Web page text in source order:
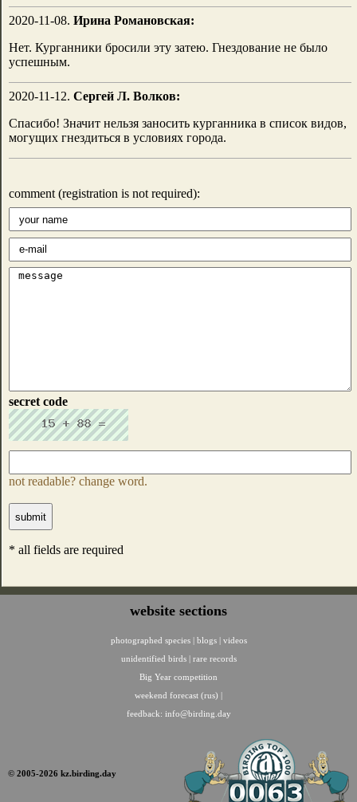
2020-11-08. Ирина Романовская:
Нет. Курганники бросили эту затею. Гнездование не было
успешным.
2020-11-12. Сергей Л. Волков:
Спасибо! Значит нельзя заносить курганника в список видов,
могущих гнездиться в условиях города.
comment (registration is not required):
secret code
not readable? change word.
* all fields are required
website sections
photographed species blogs
videos
unidentified birds
rare records
Big Year competition
weekend forecast (rus)
feedback: info@birding.day
© 2005-2026 kz.birding.day